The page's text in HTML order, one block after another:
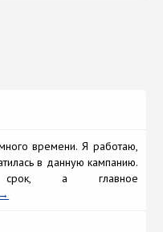
времени. Я работаю,
в данную кампанию.
а главное